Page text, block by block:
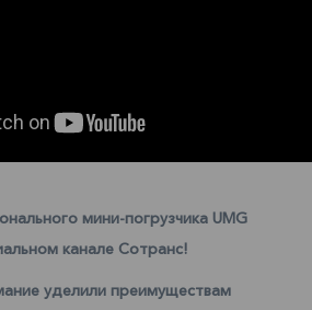
мини-погрузчика UMG
канале Сотранс!
уделили преимуществам